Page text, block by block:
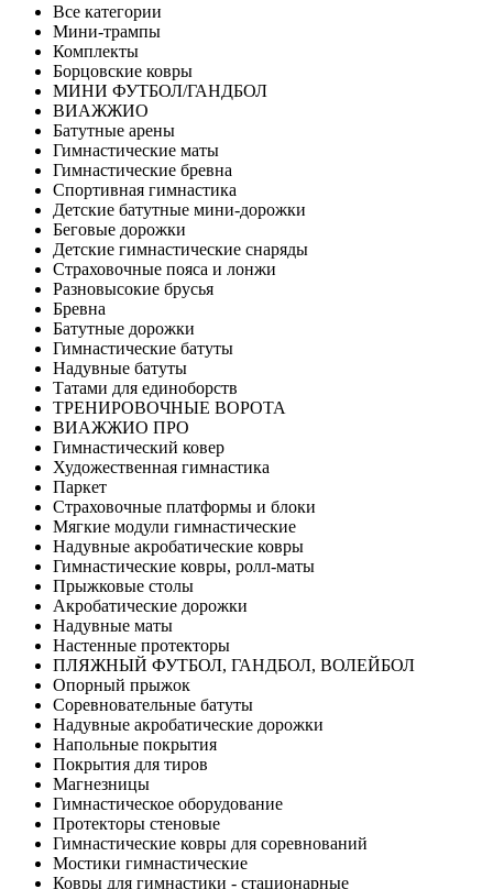
Все категории
Мини-трампы
Комплекты
Борцовские ковры
МИНИ ФУТБОЛ/ГАНДБОЛ
ВИАЖЖИО
Батутные арены
Гимнастические маты
Гимнастические бревна
Спортивная гимнастика
Детские батутные мини-дорожки
Беговые дорожки
Детские гимнастические снаряды
Страховочные пояса и лонжи
Разновысокие брусья
Бревна
Батутные дорожки
Гимнастические батуты
Надувные батуты
Татами для единоборств
ТРЕНИРОВОЧНЫЕ ВОРОТА
ВИАЖЖИО ПРО
Гимнастический ковер
Художественная гимнастика
Паркет
Страховочные платформы и блоки
Мягкие модули гимнастические
Надувные акробатические ковры
Гимнастические ковры, ролл-маты
Прыжковые столы
Акробатические дорожки
Надувные маты
Настенные протекторы
ПЛЯЖНЫЙ ФУТБОЛ, ГАНДБОЛ, ВОЛЕЙБОЛ
Опорный прыжок
Соревновательные батуты
Надувные акробатические дорожки
Напольные покрытия
Покрытия для тиров
Магнезницы
Гимнастическое оборудование
Протекторы стеновые
Гимнастические ковры для соревнований
Мостики гимнастические
Ковры для гимнастики - стационарные